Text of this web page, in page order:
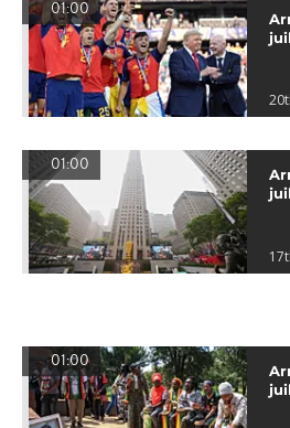
01:00
01:00
01:00